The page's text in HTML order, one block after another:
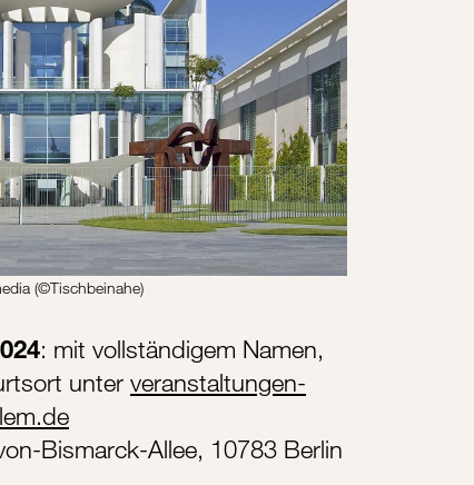
(©Tischbeinahe)
: mit vollständigem Namen,
unter veranstaltungen-
Bismarck-Allee, 10783 Berlin